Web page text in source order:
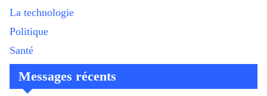
La technologie
Politique
Santé
Messages récents